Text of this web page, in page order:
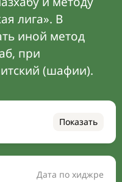
лига». В
иной метод
при
(шафии).
Показать
Дата по хиджре